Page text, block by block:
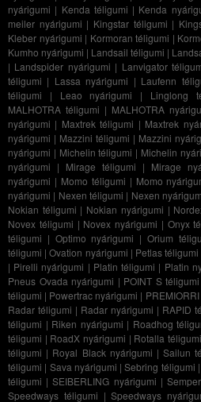
nyárigumi | Kenda téligumi | Kenda
meiler nyárigumi | Kingstar téligumi |
Kleber nyárigumi | Kormoran téligumi |
Kumho nyárigumi | Landsail téligumi |
| Landspider nyárigumi | Lanvigator
téligumi | Lassa nyárigumi | Laufenn
téligumi | Leao nyárigumi | Linglong
MALHOTRA téligumi | MALHOTRA
nyárigumi | Maxtrek téligumi | Maxtrek
nyárigumi | Mazzini téligumi | Mazzini
nyárigumi | Michelin téligumi | Michelin
nyárigumi | Mirage téligumi | Mirage
nyárigumi | Momo téligumi | Momo
nyárigumi | Nexen téligumi | Nexen
Nokian téligumi | Nokian nyárigumi |
Novex téligumi | Novex nyárigumi | Onyx
téligumi | Optimo nyárigumi |Orium
téligumi |Ovation nyárigumi | Petlas téligumi
| Pirelli nyárigumi | Platin téligumi | Platin
Pneus Ovada nyárigumi | POINT S téligumi
téligumi | Powertrac nyárigumi |
Radar téligumi | Radar nyárigumi | RAPID
téligumi | Riken nyárigumi | Roadhog
téligumi | RoadX nyárigumi | Rotalla téligumi
téligumi | Royal Black nyárigumi |Sailun
téligumi | Sava nyárigumi |Sebring téligumi
téligumi |SEIBERLING nyárigumi |
Speedways téligumi |Speedways